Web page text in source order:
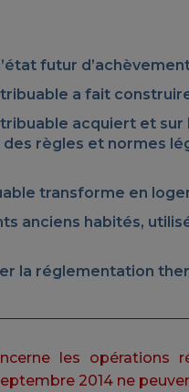
futur
a fait
acquiert et
règles et normes
transforme en
anciens habités,
la réglementation
les opérations
2014 ne